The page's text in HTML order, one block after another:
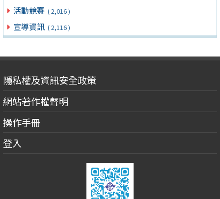
活動競賽 ( 2,016 )
宣導資訊 ( 2,116 )
隱私權及資訊安全政策
網站著作權聲明
操作手冊
登入